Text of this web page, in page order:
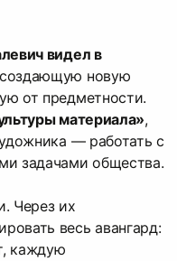
видел в
новую
от предметности.
материала»,
— работать с
задачами общества.
Через их
весь авангард:
каждую